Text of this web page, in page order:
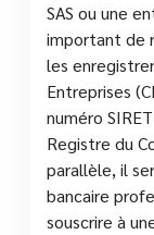
SAS ou une
important de
les
Entreprises
numéro
Registre du
parallèle, il
bancaire
souscrire à